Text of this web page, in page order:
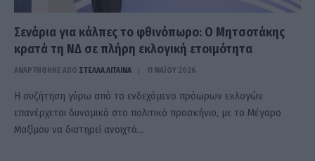
Σενάρια για κάλπες το φθινόπωρο: Ο Μητσοτάκης
κρατά τη ΝΔ σε πλήρη εκλογική ετοιμότητα
ΑΝΑΡΤΗΘΗΚΕ ΑΠΟ ΣΤΈΛΛΑ ΛΊΤΑΙΝΑ 11 ΜΑΪ́ΟΥ 2026
Η συζήτηση γύρω από το ενδεχόμενο πρόωρων εκλογών
επανέρχεται δυναμικά στο πολιτικό προσκήνιο, με το Μέγαρο
Μαξίμου να διατηρεί ανοιχτά…